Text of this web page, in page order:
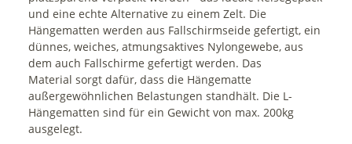
und eine echte Alternative zu einem Zelt. Die
Hängematten werden aus Fallschirmseide gefertigt, ein
dünnes, weiches, atmungsaktives Nylongewebe, aus
dem auch Fallschirme gefertigt werden. Das
Material sorgt dafür, dass die Hängematte
außergewöhnlichen Belastungen standhält. Die L-
Hängematten sind für ein Gewicht von max. 200kg
ausgelegt.